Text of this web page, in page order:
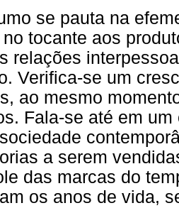
se pauta na
tocante aos
relações
Verifica-se um
ao mesmo
Fala-se até em
a serem
das marcas do
os anos de vida,